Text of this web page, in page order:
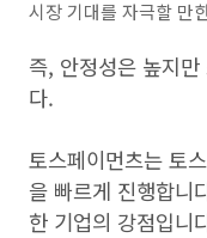
시장 기대를 자극할 만
즉, 안정성은 높지
다.
토스페이먼츠는 토
을 빠르게 진행합니
한 기업의 강점입니